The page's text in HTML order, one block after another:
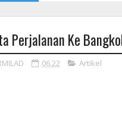
Perjalanan Ke
06.22 Artikel